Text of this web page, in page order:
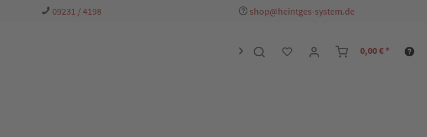
09231 / 4198 shop@heintges-system.de
 0,00 € *